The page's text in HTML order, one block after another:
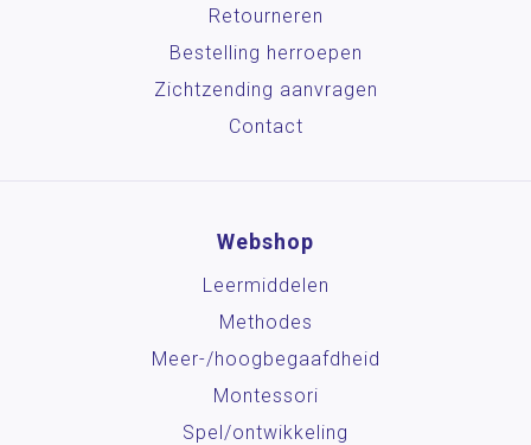
Retourneren
Bestelling herroepen
Zichtzending aanvragen
Contact
Webshop
Leermiddelen
Methodes
Meer-/hoog­begaafdheid
Montessori
Spel/ontwikkeling